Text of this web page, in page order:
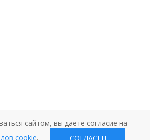
сайтом, вы даете согласие на
cookie.